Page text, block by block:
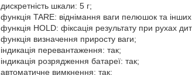
дискретність шкали: 5 г;
функція TARE: віднімання ваги пелюшок та
функція HOLD: фіксація результату при рухах
функція визначення приросту ваги;
індикація перевантаження: так;
індикація розрядження батареї: так;
автоматичне вимкнення: так;